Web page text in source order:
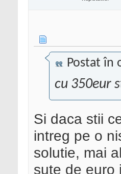
Postat în
cu 350eur
Si daca stii
intreg pe o
solutie, mai
sute de euro